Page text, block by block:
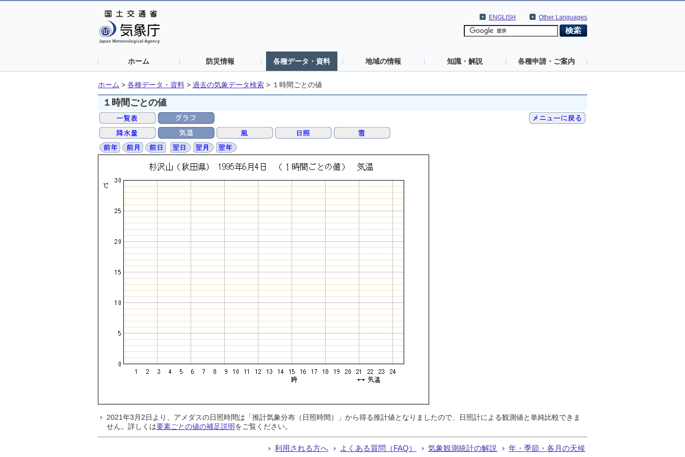
Other Languages
ENGLISH
ホーム 防災情報 各種データ・資料 地域の情報 知識・解説 各種申請・ご案内
ホーム > 各種データ・資料 > 過去の気象データ検索 > １時間ごとの値
１時間ごとの値
2021年3月2日より、アメダスの日照時間は「推計気象分布（日照時間）」から得る推計値となりましたので、日照計による観測値と単純比較できま
せん。詳しくは要素ごとの値の補足説明をご覧ください。
利用される方へ よくある質問（FAQ） 気象観測統計の解説 年・季節・各月の天候